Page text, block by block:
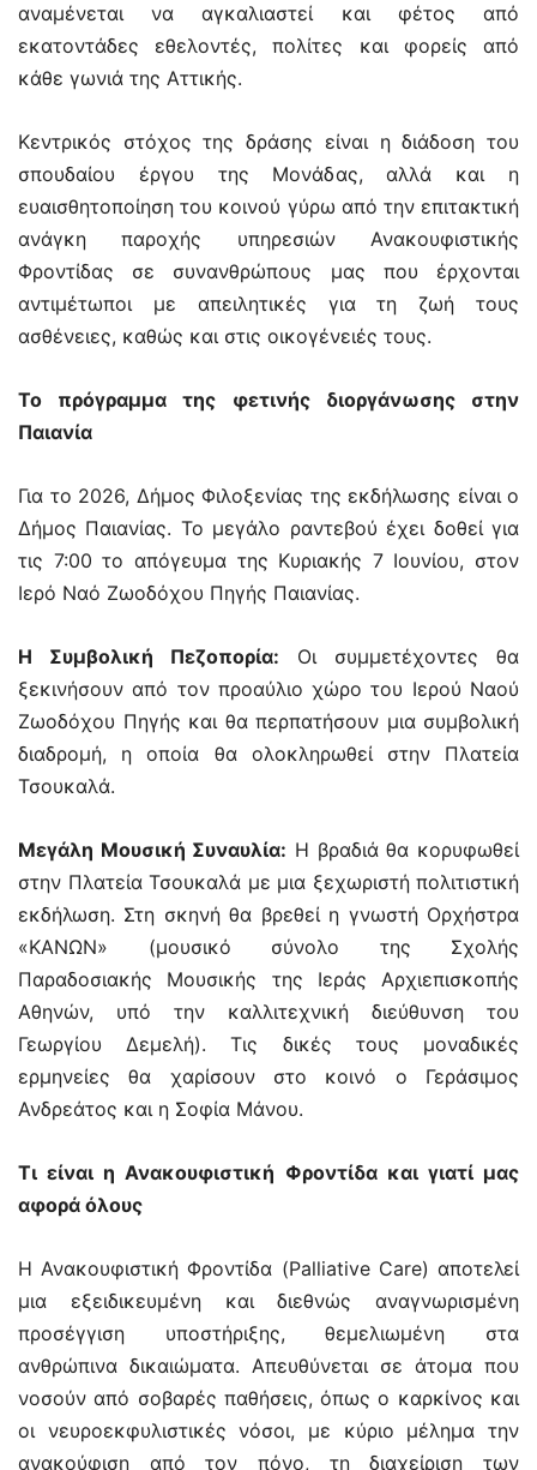
αναμένεται να αγκαλιαστεί και φέτος από
εκατοντάδες εθελοντές, πολίτες και φορείς από
κάθε γωνιά της Αττικής.
Κεντρικός στόχος της δράσης είναι η διάδοση του
σπουδαίου έργου της Μονάδας, αλλά και η
ευαισθητοποίηση του κοινού γύρω από την επιτακτική
ανάγκη παροχής υπηρεσιών Ανακουφιστικής
Φροντίδας σε συνανθρώπους μας που έρχονται
αντιμέτωποι με απειλητικές για τη ζωή τους
ασθένειες, καθώς και στις οικογένειές τους.
Το πρόγραμμα της φετινής διοργάνωσης στην
Παιανία
Για το 2026, Δήμος Φιλοξενίας της εκδήλωσης είναι ο
Δήμος Παιανίας. Το μεγάλο ραντεβού έχει δοθεί για
τις 7:00 το απόγευμα της Κυριακής 7 Ιουνίου, στον
Ιερό Ναό Ζωοδόχου Πηγής Παιανίας.
Η Συμβολική Πεζοπορία: Οι συμμετέχοντες θα
ξεκινήσουν από τον προαύλιο χώρο του Ιερού Ναού
Ζωοδόχου Πηγής και θα περπατήσουν μια συμβολική
διαδρομή, η οποία θα ολοκληρωθεί στην Πλατεία
Τσουκαλά.
Μεγάλη Μουσική Συναυλία: Η βραδιά θα κορυφωθεί
στην Πλατεία Τσουκαλά με μια ξεχωριστή πολιτιστική
εκδήλωση. Στη σκηνή θα βρεθεί η γνωστή Ορχήστρα
«ΚΑΝΩΝ» (μουσικό σύνολο της Σχολής
Παραδοσιακής Μουσικής της Ιεράς Αρχιεπισκοπής
Αθηνών, υπό την καλλιτεχνική διεύθυνση του
Γεωργίου Δεμελή). Τις δικές τους μοναδικές
ερμηνείες θα χαρίσουν στο κοινό ο Γεράσιμος
Ανδρεάτος και η Σοφία Μάνου.
Τι είναι η Ανακουφιστική Φροντίδα και γιατί μας
αφορά όλους
Η Ανακουφιστική Φροντίδα (Palliative Care) αποτελεί
μια εξειδικευμένη και διεθνώς αναγνωρισμένη
προσέγγιση υποστήριξης, θεμελιωμένη στα
ανθρώπινα δικαιώματα. Απευθύνεται σε άτομα που
νοσούν από σοβαρές παθήσεις, όπως ο καρκίνος και
οι νευροεκφυλιστικές νόσοι, με κύριο μέλημα την
ανακούφιση από τον πόνο, τη διαχείριση των